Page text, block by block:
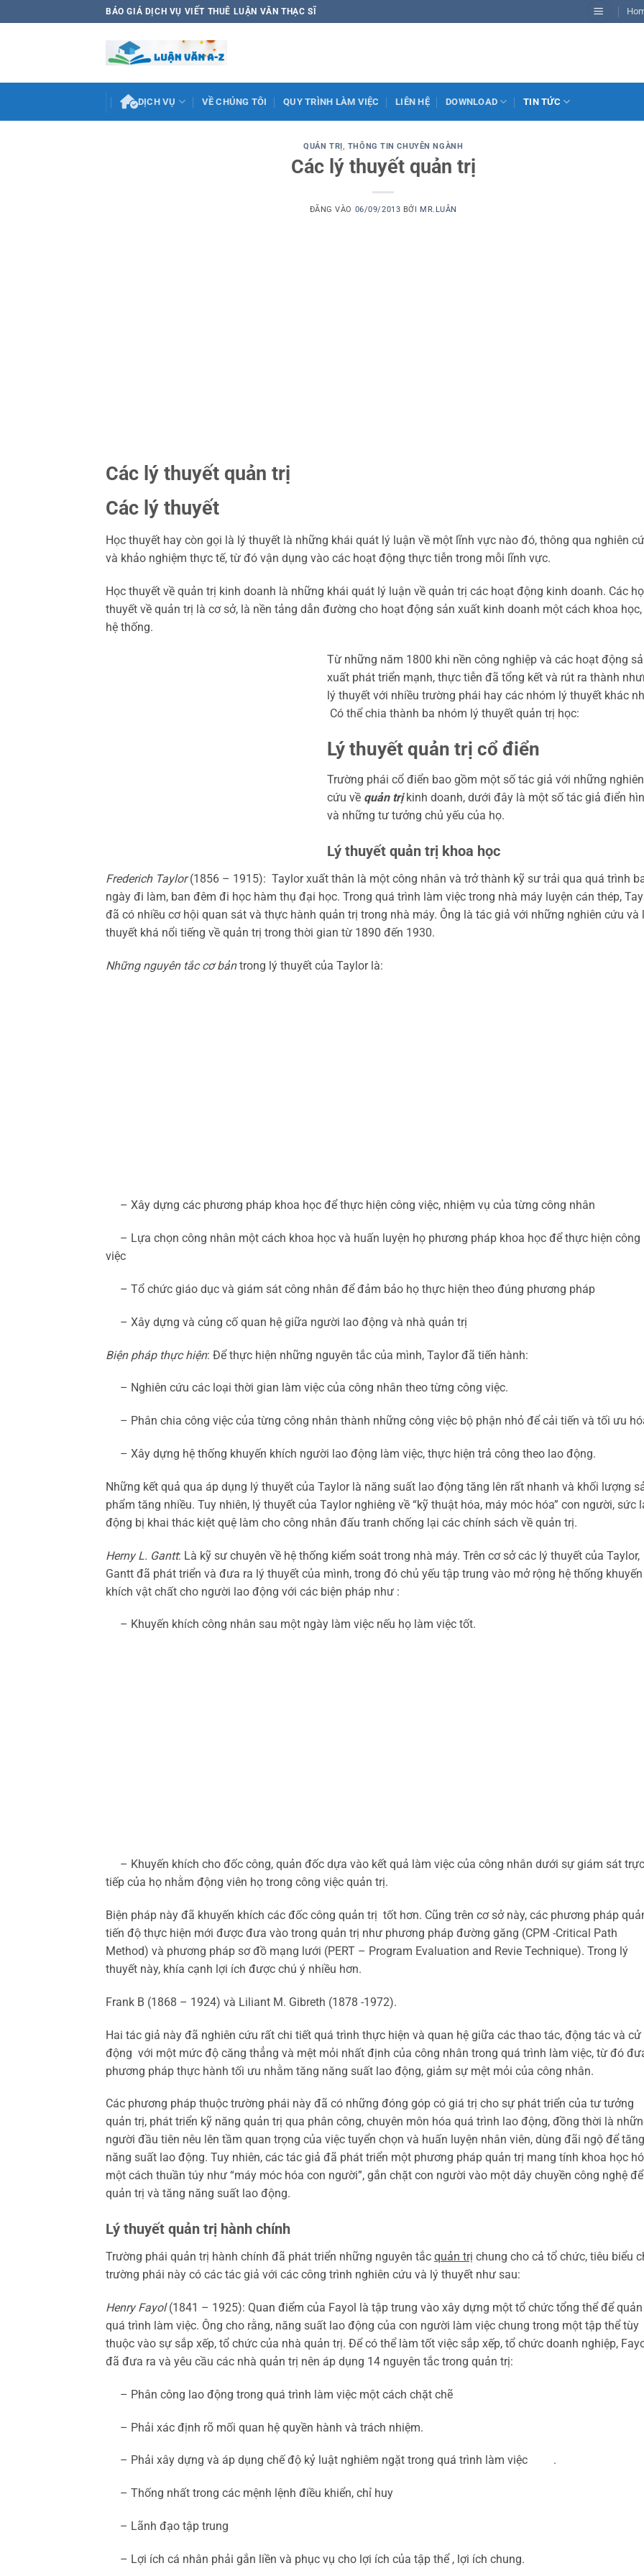
qua
BÁO GIÁ DỊCH VỤ VIẾT THUÊ LUẬN VĂN THẠC SĨ
DỊCH VỤ VỀ CHÚNG TÔI QUY TRÌNH LÀM VIỆC LIÊN HỆ DOWNLOAD TIN TỨC
QUẢN TRỊ, THÔNG TIN CHUYÊN NGÀNH
Các lý thuyết quản trị
ĐĂNG VÀO 06/09/2013 BỞI MR.LUÂN
Các lý thuyết quản trị
Các lý thuyết
Học thuyết hay còn gọi là lý thuyết là những khái quát lý luận về một lĩnh vực nào đó, thông qua nghiên
và khảo nghiệm thực tế, từ đó vận dụng vào các hoạt động thực tiễn trong mỗi lĩnh vực.
Học thuyết về quản trị kinh doanh là những khái quát lý luận về quản trị các hoạt động kinh doanh. Các
thuyết về quản trị là cơ sở, là nền tảng dẫn đường cho hoạt động sản xuất kinh doanh một cách khoa
hệ thống.
Từ những năm 1800 khi nền công nghiệp và các hoạt động
xuất phát triển mạnh, thực tiễn đã tổng kết và rút ra thành
lý thuyết với nhiều trường phái hay các nhóm lý thuyết khác
Có thể chia thành ba nhóm lý thuyết quản trị học:
Lý thuyết quản trị cổ điển
Trường phái cổ điển bao gồm một số tác giả với những nghiên
cứu về quản trịkinh doanh, dưới đây là một số tác giả điển
và những tư tưởng chủ yếu của họ.
Lý thuyết quản trị khoa học
Frederich Taylor(1856 – 1915): Taylor xuất thân là một công nhân và trở thành kỹ sư trải qua quá trình
ngày đi làm, ban đêm đi học hàm thụ đại học. Trong quá trình làm việc trong nhà máy luyện cán thép,
đã có nhiều cơ hội quan sát và thực hành quản trị trong nhà máy. Ông là tác giả với những nghiên cứu và
thuyết khá nổi tiếng về quản trị trong thời gian từ 1890 đến 1930.
Những nguyên tắc cơ bảntrong lý thuyết của Taylor là:
– Xây dựng các phương pháp khoa học để thực hiện công việc, nhiệm vụ của từng công nhân
– Lựa chọn công nhân một cách khoa học và huấn luyện họ phương pháp khoa học để thực hiện công
việc
– Tổ chức giáo dục và giám sát công nhân để đảm bảo họ thực hiện theo đúng phương pháp
– Xây dựng và củng cố quan hệ giữa người lao động và nhà quản trị
Biện pháp thực hiện: Để thực hiện những nguyên tắc của mình, Taylor đã tiến hành:
– Nghiên cứu các loại thời gian làm việc của công nhân theo từng công việc.
– Phân chia công việc của từng công nhân thành những công việc bộ phận nhỏ để cải tiến và tối ưu
– Xây dựng hệ thống khuyến khích người lao động làm việc, thực hiện trả công theo lao động.
Những kết quả qua áp dụng lý thuyết của Taylor là năng suất lao động tăng lên rất nhanh và khối lượng
phẩm tăng nhiều. Tuy nhiên, lý thuyết của Taylor nghiêng về “kỹ thuật hóa, máy móc hóa” con người, sức
động bị khai thác kiệt quệ làm cho công nhân đấu tranh chống lại các chính sách về quản trị.
Herny L. Gantt: Là kỹ sư chuyên về hệ thống kiểm soát trong nhà máy. Trên cơ sở các lý thuyết của Taylor,
Gantt đã phát triển và đưa ra lý thuyết của mình, trong đó chủ yếu tập trung vào mở rộng hệ thống khuyến
khích vật chất cho người lao động với các biện pháp như :
– Khuyến khích công nhân sau một ngày làm việc nếu họ làm việc tốt.
– Khuyến khích cho đốc công, quản đốc dựa vào kết quả làm việc của công nhân dưới sự giám sát trực
tiếp của họ nhằm động viên họ trong công việc quản trị.
Biện pháp này đã khuyến khích các đốc công quản trị tốt hơn. Cũng trên cơ sở này, các phương pháp
tiến độ thực hiện mới được đưa vào trong quản trị như phương pháp đường găng (CPM -Critical Path
Method) và phương pháp sơ đồ mạng lưới (PERT – Program Evaluation and Revie Technique). Trong lý
thuyết này, khía cạnh lợi ích được chú ý nhiều hơn.
Frank B (1868 – 1924) và Liliant M. Gibreth (1878 -1972).
Hai tác giả này đã nghiên cứu rất chi tiết quá trình thực hiện và quan hệ giữa các thao tác, động tác và cử
động với một mức độ căng thẳng và mệt mỏi nhất định của công nhân trong quá trình làm việc, từ đó
phương pháp thực hành tối ưu nhằm tăng năng suất lao động, giảm sự mệt mỏi của công nhân.
Các phương pháp thuộc trường phái này đã có những đóng góp có giá trị cho sự phát triển của tư tưởng
quản trị, phát triển kỹ năng quản trị qua phân công, chuyên môn hóa quá trình lao động, đồng thời là
người đầu tiên nêu lên tầm quan trọng của việc tuyển chọn và huấn luyện nhân viên, dùng đãi ngộ để tăng
năng suất lao động. Tuy nhiên, các tác giả đã phát triển một phương pháp quản trị mang tính khoa học
một cách thuần túy như “máy móc hóa con người”, gắn chặt con người vào một dây chuyền công nghệ để
quản trị và tăng năng suất lao động.
Lý thuyết quản trị hành chính
Trường phái quản trị hành chính đã phát triển những nguyên tắc quản trị chung cho cả tổ chức, tiêu biểu
trường phái này có các tác giả với các công trình nghiên cứu và lý thuyết như sau:
Henry Fayol(1841 – 1925): Quan điểm của Fayol là tập trung vào xây dựng một tổ chức tổng thể để
quá trình làm việc. Ông cho rằng, năng suất lao động của con người làm việc chung trong một tập thể tùy
thuộc vào sự sắp xếp, tổ chức của nhà quản trị. Để có thể làm tốt việc sắp xếp, tổ chức doanh nghiệp,
đã đưa ra và yêu cầu các nhà quản trị nên áp dụng 14 nguyên tắc trong quản trị:
– Phân công lao động trong quá trình làm việc một cách chặt chẽ
– Phải xác định rõ mối quan hệ quyền hành và trách nhiệm.
– Phải xây dựng và áp dụng chế độ kỷ luật nghiêm ngặt trong quá trình làm việc .
– Thống nhất trong các mệnh lệnh điều khiển, chỉ huy
– Lãnh đạo tập trung
– Lợi ích cá nhân phải gắn liền và phục vụ cho lợi ích của tập thể , lợi ích chung.